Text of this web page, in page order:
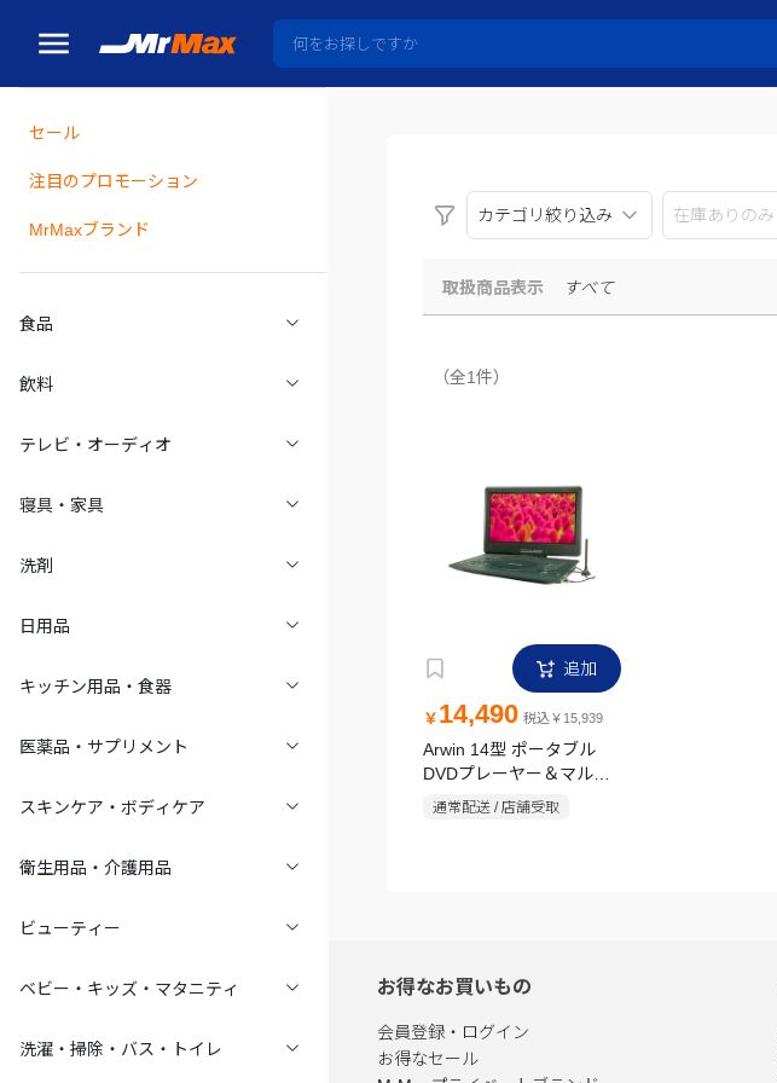
セール
注目のプロモーション
MrMaxブランド
食品
飲料
テレビ・オーディオ
寝具・家具
洗剤
日用品
キッチン用品・食器
医薬品・サプリメント
スキンケア・ボディケア
衛生用品・介護用品
ビューティー
ベビー・キッズ・マタニティ
洗濯・掃除・バス・トイレ
カテゴリ絞り込み
在庫ありのみ
取扱商品表示 すべて
（全1件）
追加
￥ 14,490 税込￥15,939
Arwin 14型 ポータブル
DVDプレーヤー＆マルチ
プレーヤー フルセグ
APD-145F
通常配送 / 店舗受取
お得なお買いもの
会員登録・ログイン
お得なセール